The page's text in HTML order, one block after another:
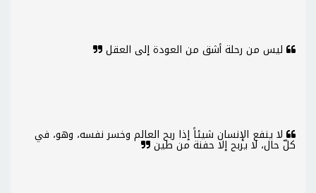
ليس من رحلة أشق من العودة إلى العقل
لا ينفع الإنسان شيئاً إذا ربح العالم وخسر نفسه، وهو، في
كلّ حال، لا يربح إلا حفنة من طين